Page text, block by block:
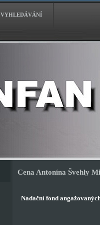
VYHLEDÁVÁNÍ
Cena Antonína Švehly
Nadační fond